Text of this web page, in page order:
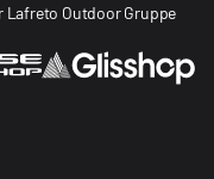
Lafreto Outdoor Gruppe